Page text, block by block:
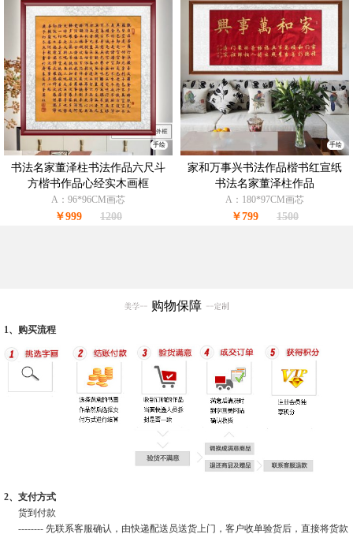
手绘
书法名家董泽柱书法作品六尺斗
方楷书作品心经实木画框
A：96*96CM画芯
￥999 1200
手绘
家和万事兴书法作品楷书红宣纸
书法名家董泽柱作品
A：180*97CM画芯
￥799 1500
购物保障
1、购买流程
2、支付方式
货到付款
-------- 先联系客服确认，由快递配送员送货上门，客户收单验货后，直接将货款